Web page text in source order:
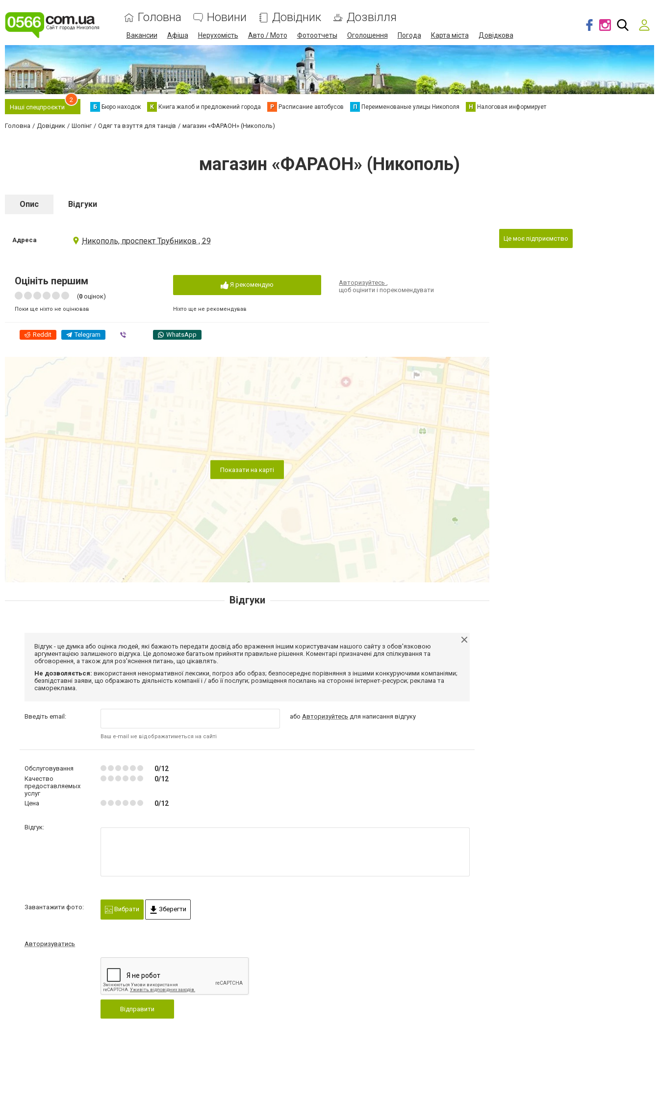
Головна Новини Довідник Дозвілля
Вакансии Афіша Нерухомість Авто / Мото Фотоотчеты Оголошення Погода Карта міста Довідкова
Наші спецпроєкти
2
Б Бюро находок К Книга жалоб и предложений города Р Расписание автобусов П Переименованые улицы Никополя Н Налоговая информирует
Головна Довідник Шопінг Одяг та взуття для танців магазин «ФАРАОН» (Никополь)
магазин «ФАРАОН» (Никополь)
Опис Відгуки
Адреса Никополь, проспект Трубников , 29
Оцініть першим
(0 оцінок)
Поки ще ніхто не оцінював
Я рекомендую
Ніхто ще не рекомендував
Авторизуйтесь,
щоб оцінити і порекомендувати
Reddit Telegram WhatsApp
Показати на карті
Це моє підприємство
Відгуки
Відгук - це думка або оцінка людей, які бажають передати досвід або враження іншим користувачам нашого сайту з обов'язковою
аргументацією залишеного відгука. Це допоможе багатьом прийняти правильне рішення. Коментарі призначені для спілкування та
обговорення, а також для роз'яснення питань, що цікавлять.
Не дозволяється: використання ненормативної лексики, погроз або образ; безпосереднє порівняння з іншими конкуруючими компаніями;
безпідставні заяви, що ображають діяльність компанії і / або її послуги; розміщення посилань на сторонні інтернет-ресурси; реклама та
самореклама.
Введіть email:
Ваш e-mail не відображатиметься на сайті
абоАвторизуйтесь для написання відгуку
Обслуговування 0/12
Качество
предоставляемых
услуг
0/12
Цена 0/12
Відгук:
Завантажити фото: Вибрати Зберегти
Авторизуватись
Відправити